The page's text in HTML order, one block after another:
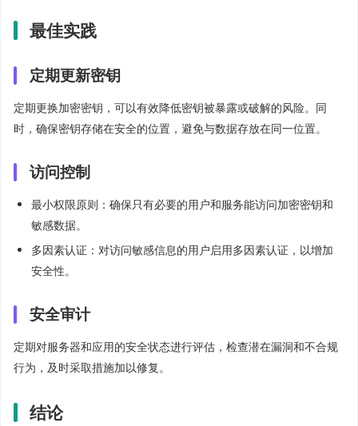
最佳实践
定期更新密钥
定期更换加密密钥，可以有效降低密钥被暴露或破解的风险。同
时，确保密钥存储在安全的位置，避免与数据存放在同一位置。
访问控制
最小权限原则：确保只有必要的用户和服务能访问加密密钥和
敏感数据。
多因素认证：对访问敏感信息的用户启用多因素认证，以增加
安全性。
安全审计
定期对服务器和应用的安全状态进行评估，检查潜在漏洞和不合规
行为，及时采取措施加以修复。
结论